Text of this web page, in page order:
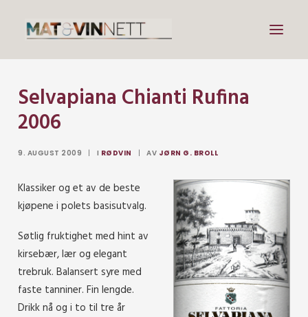
Mat
Drikke
Om vin
Search
Selvapiana Chianti Rufina
2006
9. AUGUST 2009 | I RØDVIN | AV JØRN G. BROLL
Klassiker og et av de beste
kjøpene i polets basisutvalg.
Søtlig fruktighet med hint av
kirsebær, lær og elegant
trebruk. Balansert syre med
faste tanniner. Fin lengde.
Drikk nå og i to til tre år